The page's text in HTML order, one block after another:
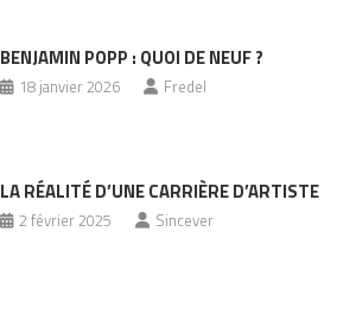
BENJAMIN POPP : QUOI DE NEUF ?
18 janvier 2026 Fredel
LA RÉALITÉ D’UNE CARRIÈRE D’ARTISTE
2 février 2025 Sincever